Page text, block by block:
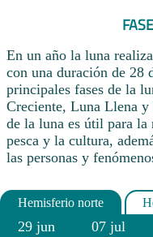
En un año la luna
con una duración de 28
principales fases de la
Creciente, Luna Llena y
de la luna es útil para
pesca y la cultura,
las personas y
29 jun 07 jul